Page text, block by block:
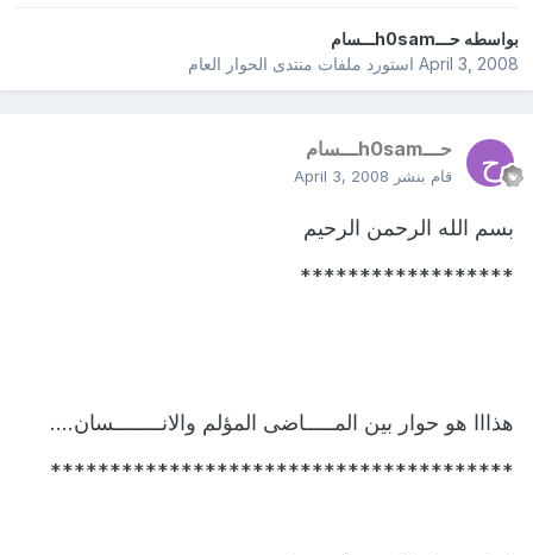
بواسطهحـــh0samـــسام
April 3, 2008استورد ملفات منتدى الحوار العام
حـــh0samـــسام
قام بنشر April 3, 2008
بسم الله الرحمن الرحيم
******************
هذااا هو حوار بين المـــــاضى المؤلم والانــــــــسان....
***************************************